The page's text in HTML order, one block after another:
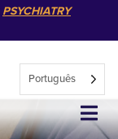
PSYCHIATRY
Português